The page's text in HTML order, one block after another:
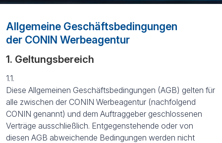
Allgemeine Geschäftsbedingungen
der CONIN Werbeagentur
1. Geltungsbereich
1.1.
Diese Allgemeinen Geschäftsbedingungen (AGB) gelten für
alle zwischen der CONIN Werbeagentur (nachfolgend
CONIN genannt) und dem Auftraggeber geschlossenen
Verträge ausschließlich. Entgegenstehende oder von
diesen AGB abweichende Bedingungen werden nicht